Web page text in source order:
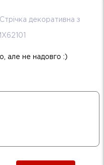
Стрічка декоративна з
але не надовго :)